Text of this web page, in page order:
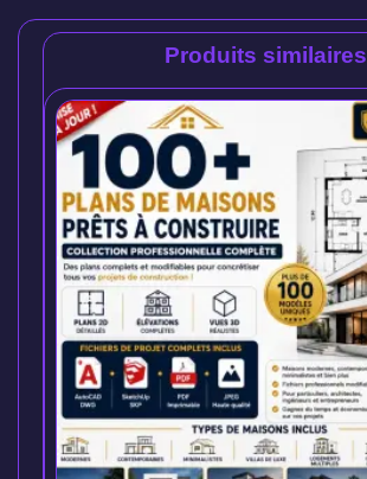
Produits similaires